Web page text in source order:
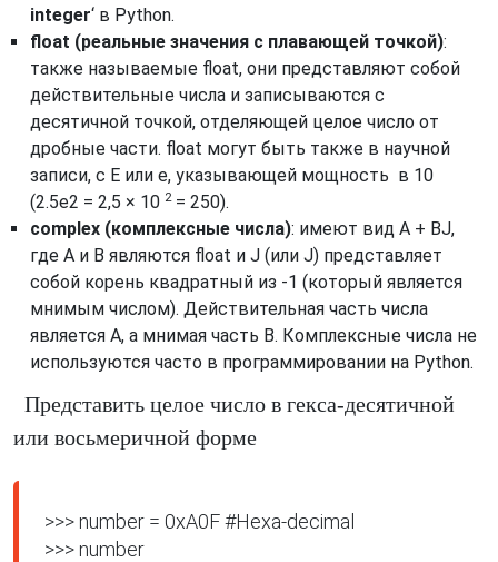
integer‘ в Python.
float (реальные значения с плавающей точкой):
также называемые float, они представляют собой
действительные числа и записываются с
десятичной точкой, отделяющей целое число от
дробные части. float могут быть также в научной
записи, с Е или е, указывающей мощность в 10
(2.5e2 = 2,5 × 10 2= 250).
complex (комплексные числа): имеют вид A + BJ,
где А и В являются float и J (или J) представляет
собой корень квадратный из -1 (который является
мнимым числом). Действительная часть числа
является A, а мнимая часть B. Комплексные числа не
используются часто в программировании на Python.
Представить целое число в гекса-десятичной
или восьмеричной форме
>>> number = 0xA0F #Hexa-decimal
>>> number